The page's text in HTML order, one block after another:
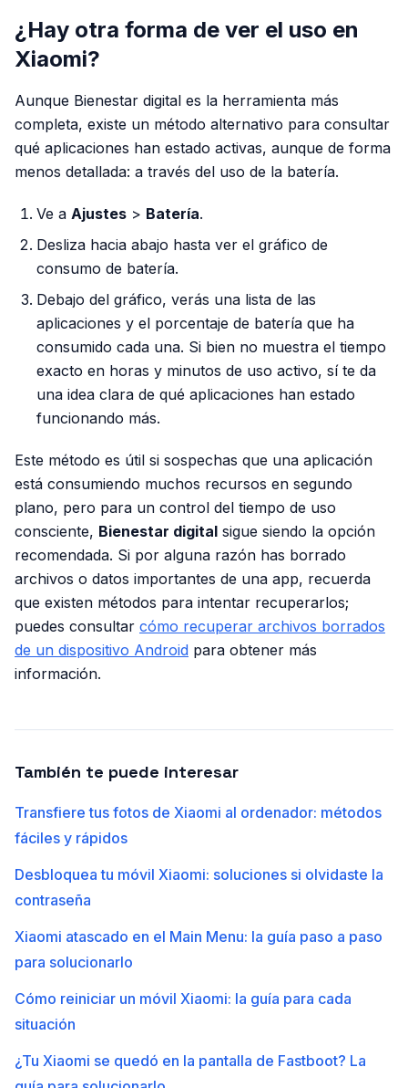
¿Hay otra forma de ver el uso en
Xiaomi?
Aunque Bienestar digital es la herramienta más
completa, existe un método alternativo para consultar
qué aplicaciones han estado activas, aunque de forma
menos detallada: a través del uso de la batería.
Ve a Ajustes > Batería.
Desliza hacia abajo hasta ver el gráfico de
consumo de batería.
Debajo del gráfico, verás una lista de las
aplicaciones y el porcentaje de batería que ha
consumido cada una. Si bien no muestra el tiempo
exacto en horas y minutos de uso activo, sí te da
una idea clara de qué aplicaciones han estado
funcionando más.
Este método es útil si sospechas que una aplicación
está consumiendo muchos recursos en segundo
plano, pero para un control del tiempo de uso
consciente, Bienestar digital sigue siendo la opción
recomendada. Si por alguna razón has borrado
archivos o datos importantes de una app, recuerda
que existen métodos para intentar recuperarlos;
puedes consultar cómo recuperar archivos borrados
de un dispositivo Android para obtener más
información.
También te puede interesar
Transfiere tus fotos de Xiaomi al ordenador: métodos
fáciles y rápidos
Desbloquea tu móvil Xiaomi: soluciones si olvidaste la
contraseña
Xiaomi atascado en el Main Menu: la guía paso a paso
para solucionarlo
Cómo reiniciar un móvil Xiaomi: la guía para cada
situación
¿Tu Xiaomi se quedó en la pantalla de Fastboot? La